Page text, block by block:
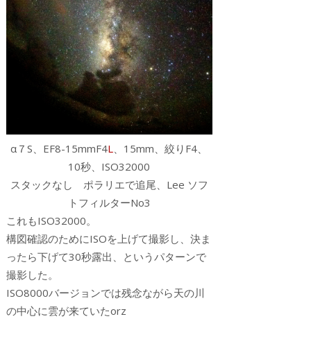
α７S、EF8-15mmF4L 、15mm、絞りF4、
10秒、ISO32000
スタックなし ポラリエで追尾、Lee ソフ
トフィルターNo3
これもISO32000。
構図確認のためにISOを上げて撮影し、決ま
ったら下げて30秒露出、というパターンで
撮影した。
ISO8000バージョンでは残念ながら天の川
の中心に雲が来ていたorz